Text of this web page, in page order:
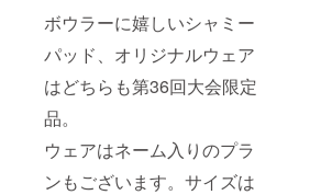
ボウラーに嬉しいシャミー
パッド、オリジナルウェア
はどちらも第36回大会限定
品。
ウェアはネーム入りのプラ
ンもございます。サイズは